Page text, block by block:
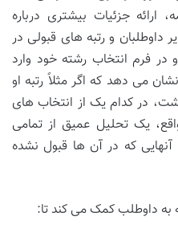
ارائه جزئیات بیشتری درباره
و رتبه های قبولی در
فرم انتخاب رشته خود وارد
می دهد که اگر مثلاً رتبه او
در کدام یک از انتخاب های
یک تحلیل عمیق از تمامی
که در آن ها قبول نشده
به داوطلب کمک می کند تا: